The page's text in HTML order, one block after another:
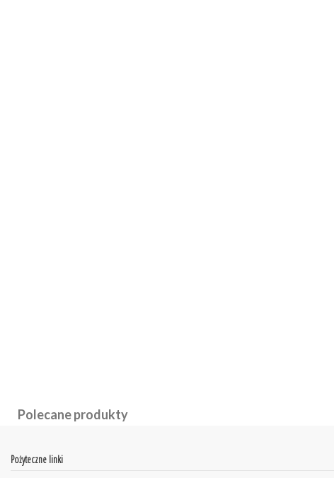
Polecane produkty
Pożyteczne linki